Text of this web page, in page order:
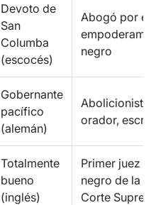
Devoto de
San
Columba
(escocés)
Abogó por el
negro
Gobernante
pacífico
(alemán)
Abolicionista,
orador,
Totalmente
bueno
(inglés)
Primer juez
negro de la
Corte